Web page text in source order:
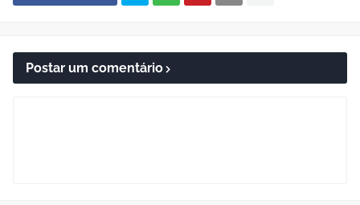
Postar um comentário